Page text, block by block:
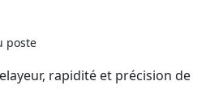
poste
rapidité et précision de